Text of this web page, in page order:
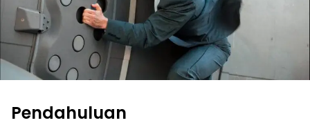
Pendahuluan